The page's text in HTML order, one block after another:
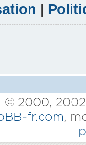
|
© 2000,
fr.com,